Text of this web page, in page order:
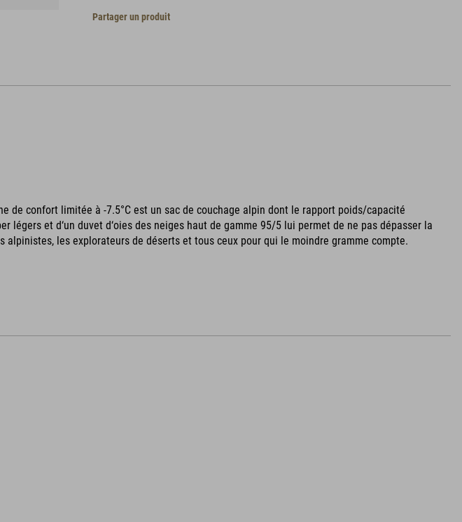
Partager un produit
de confort limitée à -7.5°C est un sac de couchage alpin dont le rapport poids/capacité
légers et d‘un duvet d‘oies des neiges haut de gamme 95/5 lui permet de ne pas dépasser la
alpinistes, les explorateurs de déserts et tous ceux pour qui le moindre gramme compte.